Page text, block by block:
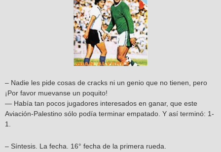
– Nadie les pide cosas de cracks ni un genio que no tienen, pero
¡Por favor muevanse un poquito!
— Había tan pocos jugadores interesados en ganar, que este
Aviación-Palestino sólo podía terminar empatado. Y así terminó: 1-
1.
– Síntesis. La fecha. 16° fecha de la primera rueda.